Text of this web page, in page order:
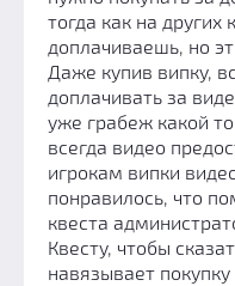
тогда как на других
доплачиваешь, но
Даже купив випку,
доплачивать за
уже грабеж какой
всегда видео
игрокам випки
понравилось, что
квеста
Квесту, чтобы
навязывает